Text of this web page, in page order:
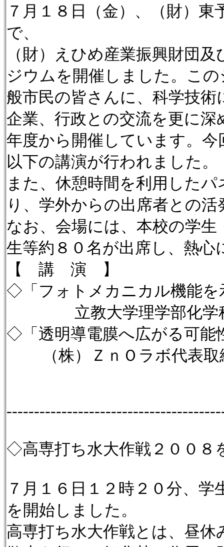
７月１８日（金）、（財）
で、
（財）えひめ産業振興財団
ジウムを開催しました。こ
般市民の皆さんに、科学技
企業、行政との交流を更に
年度から開催しています。
以下の講演が行われました
また、休憩時間を利用した
り、学外からの出席者との
なお、会場には、本校の学
生等約８０名が出席し、熱心
【 講 演 】
◇「フォトメカニカル機能を
立教大学理学部化学
◇「透明導電膜へ広がる可能
（株）ＺｎＯラボ代表取
◇高専打ち水大作戦２００８
７月１６日１２時２０分、
を開始しました。
高専打ち水大作戦とは、昼